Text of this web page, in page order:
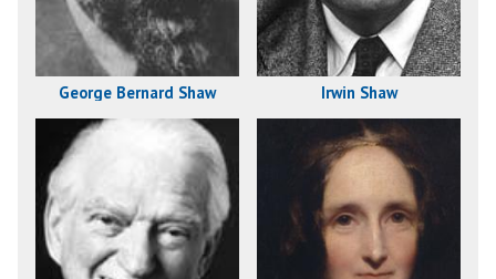
George Bernard Shaw Irwin Shaw